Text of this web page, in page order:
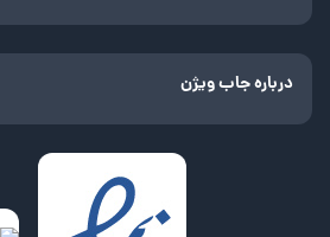
درباره جاب ویژن